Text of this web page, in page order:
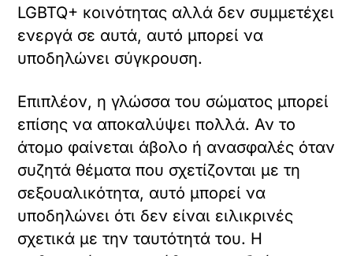
LGBTQ+ κοινότητας αλλά δεν συμμετέχει
ενεργά σε αυτά, αυτό μπορεί να
υποδηλώνει σύγκρουση.
Επιπλέον, η γλώσσα του σώματος μπορεί
επίσης να αποκαλύψει πολλά. Αν το
άτομο φαίνεται άβολο ή ανασφαλές όταν
συζητά θέματα που σχετίζονται με τη
σεξουαλικότητα, αυτό μπορεί να
υποδηλώνει ότι δεν είναι ειλικρινές
σχετικά με την ταυτότητά του. Η